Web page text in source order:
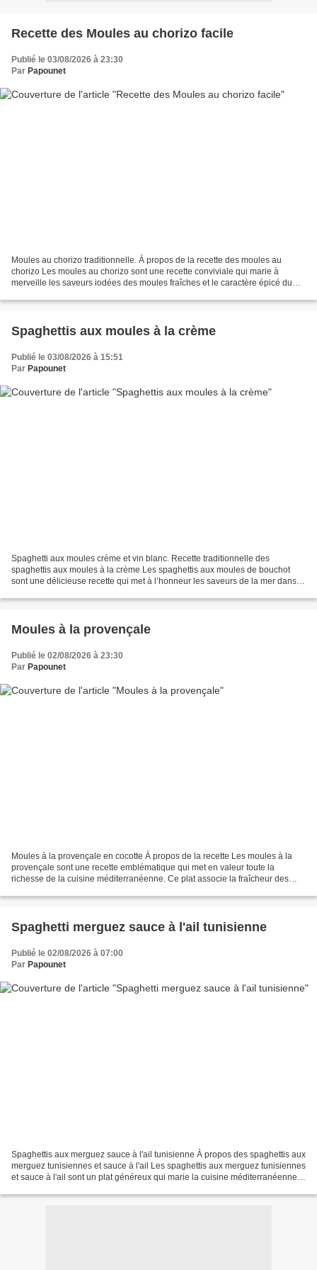
Recette des Moules au chorizo facile
Publié le 03/08/2026 à 23:30
Par Papounet
Moules au chorizo traditionnelle. À propos de la recette des moules au
chorizo Les moules au chorizo sont une recette conviviale qui marie à
merveille les saveurs iodées des moules fraîches et le caractère épicé du
Spaghettis aux moules à la crème
Publié le 03/08/2026 à 15:51
Par Papounet
Spaghetti aux moules crème et vin blanc. Recette traditionnelle des
spaghettis aux moules à la crème Les spaghettis aux moules de bouchot
sont une délicieuse recette qui met à l’honneur les saveurs de la mer dans
Moules à la provençale
Publié le 02/08/2026 à 23:30
Par Papounet
Moules à la provençale en cocotte À propos de la recette Les moules à la
provençale sont une recette emblématique qui met en valeur toute la
richesse de la cuisine méditerranéenne. Ce plat associe la fraîcheur des
Spaghetti merguez sauce à l'ail tunisienne
Publié le 02/08/2026 à 07:00
Par Papounet
Spaghettis aux merguez sauce à l'ail tunisienne À propos des spaghettis aux
merguez tunisiennes et sauce à l'ail Les spaghettis aux merguez tunisiennes
et sauce à l'ail sont un plat généreux qui marie la cuisine méditerranéenne à